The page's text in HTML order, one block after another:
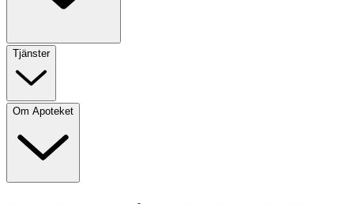
Tjänster
Om Apoteket